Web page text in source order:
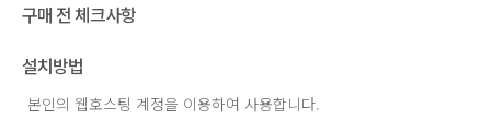
구매 전 체크사항
설치방법
본인의 웹호스팅 계정을 이용하여 사용합니다.